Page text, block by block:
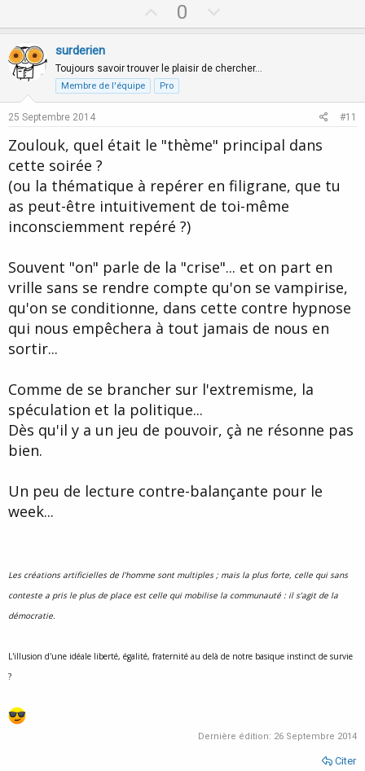
p
o
t
e
0
o
n
o
e
surderien
Toujours savoir trouver le plaisir de chercher…
Membre de l'équipe Pro
25 Septembre 2014 #11
Zoulouk, quel était le "thème" principal dans
cette soirée ?
(ou la thématique à repérer en filigrane, que tu
as peut-être intuitivement de toi-même
inconsciemment repéré ?)
Souvent "on" parle de la "crise"... et on part en
vrille sans se rendre compte qu'on se vampirise,
qu'on se conditionne, dans cette contre hypnose
qui nous empêchera à tout jamais de nous en
sortir...
Comme de se brancher sur l'extremisme, la
spéculation et la politique...
Dès qu'il y a un jeu de pouvoir, çà ne résonne pas
bien.
Un peu de lecture contre-balançante pour le
week...
Les créations artificielles de l’homme sont multiples ; mais la plus forte, celle qui sans
conteste a pris le plus de place est celle qui mobilise la communauté : il s’agit de la
démocratie.
L'illusion d'une idéale liberté, égalité, fraternité au delà de notre basique instinct de survie
?
Dernière édition: 26 Septembre 2014
Citer